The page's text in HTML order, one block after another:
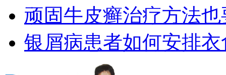
顽固牛皮癣治疗方法也
银屑病患者如何安排